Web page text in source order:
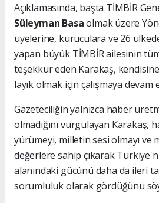
Açıklamasında, başta TİMBİR
Süleyman Basaolmak üzere
üyelerine, kuruculara ve 26
yapan büyük TİMBİR ailesinin
teşekkür eden Karakaş,
layık olmak için çalışmaya
Gazeteciliğin yalnızca haber
olmadığını vurgulayan Karakaş,
yürümeyi, milletin sesi olmayı ve
değerlere sahip çıkarak
alanındaki gücünü daha da ileri
sorumluluk olarak gördüğünü